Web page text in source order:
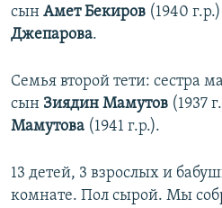
сын Амет Бекиров (1940
Джепарова.
Семья второй тети: сестра
сын Зиядин Мамутов (1937
Мамутова (1941 г.р.).
13 детей, 3 взрослых и
комнате. Пол сырой. Мы